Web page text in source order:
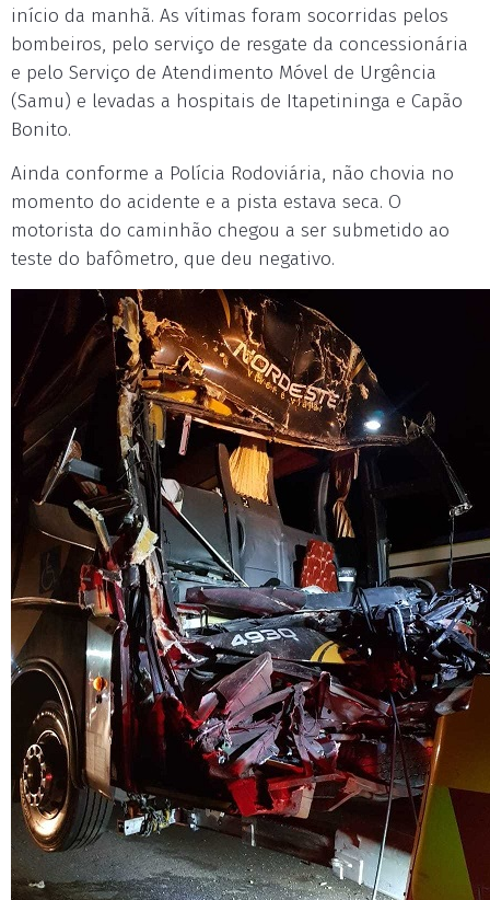
início da manhã. As vítimas foram socorridas pelos
bombeiros, pelo serviço de resgate da concessionária
e pelo Serviço de Atendimento Móvel de Urgência
(Samu) e levadas a hospitais de Itapetininga e Capão
Bonito.
Ainda conforme a Polícia Rodoviária, não chovia no
momento do acidente e a pista estava seca. O
motorista do caminhão chegou a ser submetido ao
teste do bafômetro, que deu negativo.